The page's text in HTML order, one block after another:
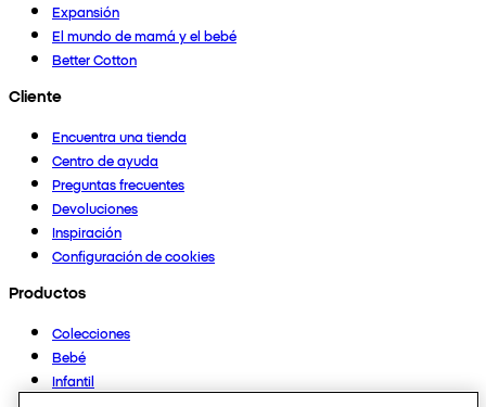
Expansión
El mundo de mamá y el bebé
Better Cotton
Cliente
Encuentra una tienda
Centro de ayuda
Preguntas frecuentes
Devoluciones
Inspiración
Configuración de cookies
Productos
Colecciones
Bebé
Infantil